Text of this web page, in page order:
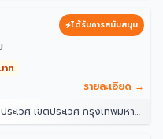
ได้รับการสนับสนุน
ท
รายละเอียด →
เขตประเวศ กรุงเทพมหานคร 10250